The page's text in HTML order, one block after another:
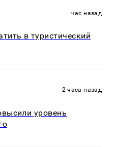
час назад
в туристический
2 часа назад
уровень